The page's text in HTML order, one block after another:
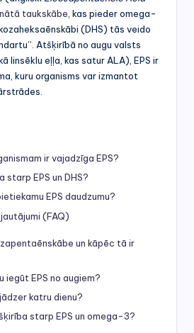
taukskābe, kas pieder omega-
(DHS) tās veido
Atšķirībā no augu valsts
linsēklu eļļa, kas satur ALA), EPS ir
kuru organisms var izmantot
ir vajadzīga EPS?
starp EPS un DHS?
EPS daudzumu?
(FAQ)
un kāpēc tā ir
iegūt EPS no augiem?
katru dienu?
starp EPS un omega-3?